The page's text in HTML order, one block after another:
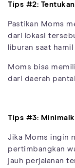
Tips #2:
Pastikan Moms
dari lokasi
liburan saat
Moms bisa
dari daerah
Tips #3:
Jika Moms ingin
pertimbangkan
jauh perjalanan